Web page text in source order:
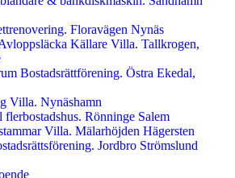
Floravägen Nynäs
Källare Villa. Tallkrogen,
Bostadsrättförening. Östra Ekedal,
Villa. Nynäshamn
Rönninge Salem
Villa. Mälarhöjden Hägersten
Jordbro Strömslund